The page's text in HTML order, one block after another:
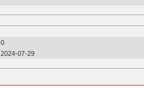
0
2024-07-29